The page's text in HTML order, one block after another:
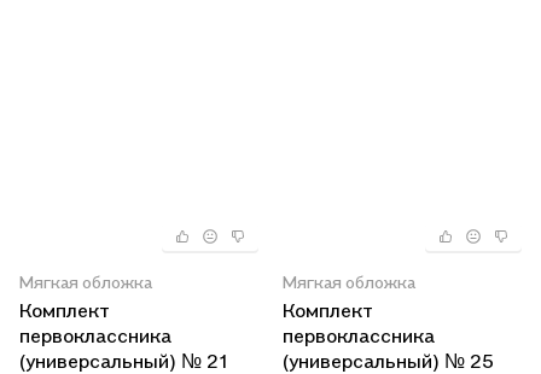
Мягкая обложка
Комплект
первоклассника
(универсальный) № 21
Мягкая обложка
Комплект
первоклассника
(универсальный) № 25